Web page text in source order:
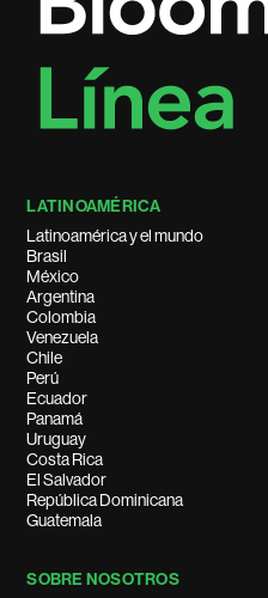
LATINOAMÉRICA
Latinoamérica y el mundo
Brasil
México
Argentina
Colombia
Venezuela
Chile
Perú
Ecuador
Panamá
Uruguay
Costa Rica
El Salvador
República Dominicana
Guatemala
SOBRE NOSOTROS